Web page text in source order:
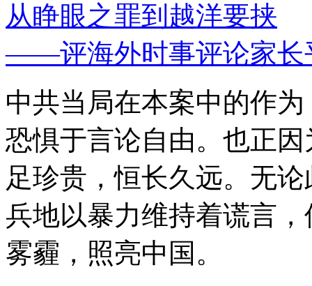
从睁眼之罪到越洋要挟
——评海外时事评论家长
中共当局在本案中的作
恐惧于言论自由。也正
足珍贵，恒长久远。无
兵地以暴力维持着谎言
雾霾，照亮中国。